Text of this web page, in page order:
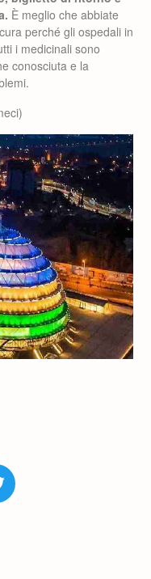
È meglio che abbiate
perché gli ospedali in
i medicinali sono
conosciuta e la